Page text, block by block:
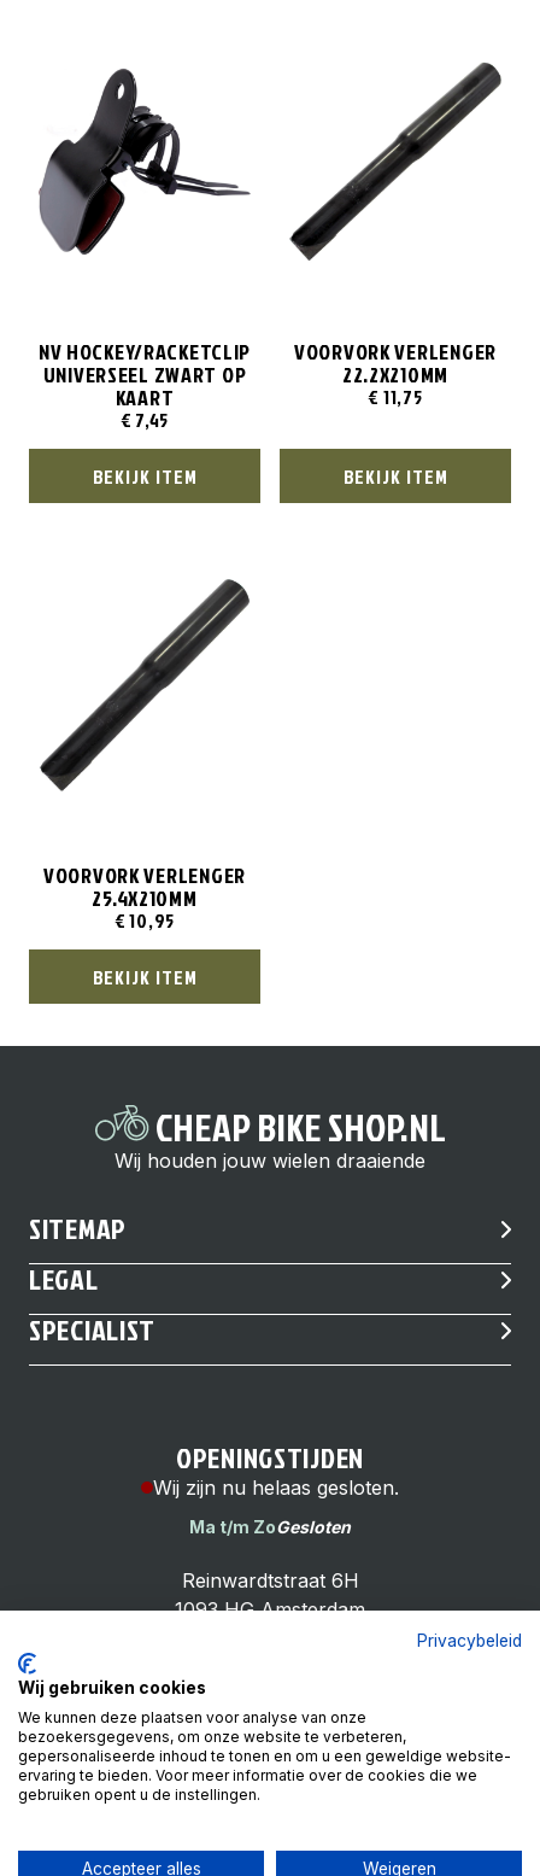
NV HOCKEY/RACKETCLIP
UNIVERSEEL ZWART OP
KAART
€ 7,45
BEKIJK ITEM
VOORVORK VERLENGER
22.2X210MM
€ 11,75
BEKIJK ITEM
VOORVORK VERLENGER
25.4X210MM
€10,95
BEKIJK ITEM
CHEAP BIKE SHOP.NL
Wij houden jouw wielen draaiende
SITEMAP
LEGAL
SPECIALIST
Cheap Bike Shop
4.9
Based on 99 reviews
Review ons op
OPENINGSTIJDEN
Wij zijn nu helaas gesloten.
Ma t/m ZoGesloten
Reinwardtstraat 6H
1093 HG Amsterdam
Privacybeleid
Wij gebruiken cookies
We kunnen deze plaatsen voor analyse van onze
bezoekersgegevens, om onze website te verbeteren,
gepersonaliseerde inhoud te tonen en om u een geweldige website-
ervaring te bieden. Voor meer informatie over de cookies die we
gebruiken opent u de instellingen.
Accepteer alles Weigeren